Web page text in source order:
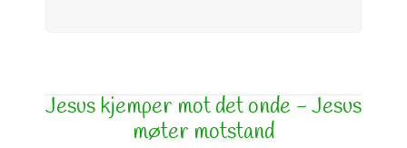
Jesus kjemper mot det onde - Jesus
møter motstand